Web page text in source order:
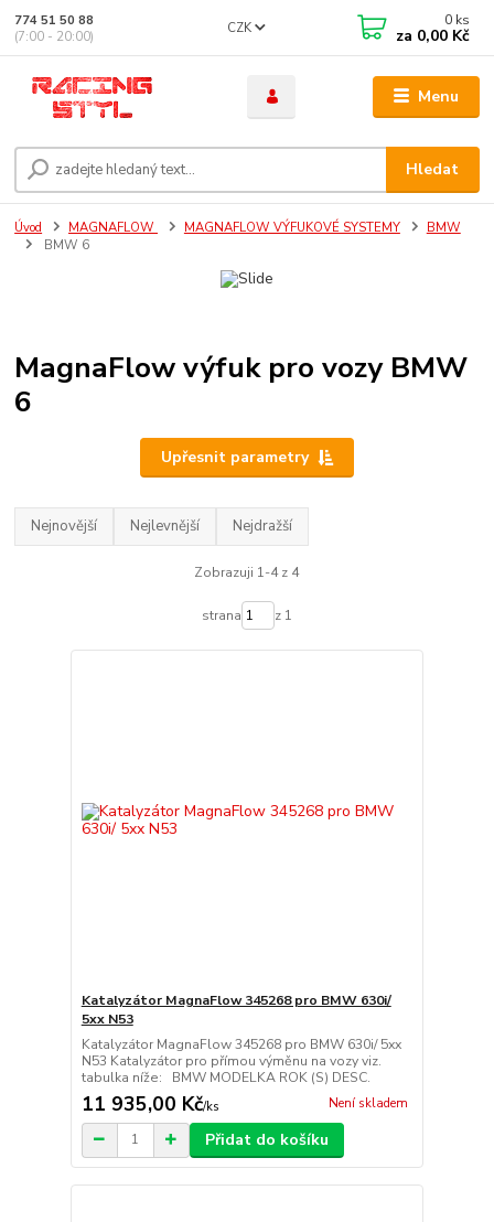
Menu
CZK
Hledat
774 51 50 88
(7:00 - 20:00)
0 ks
za 0,00 Kč
Úvod MAGNAFLOW MAGNAFLOW VÝFUKOVÉ SYSTEMY
BMW
BMW 6
MagnaFlow výfuk pro vozy BMW
6
Upřesnit parametry
Nejnovější Nejlevnější Nejdražší
Zobrazuji 1-4 z 4
strana z 1
Katalyzátor MagnaFlow 345268 pro BMW 630i/
5xx N53
Katalyzátor MagnaFlow 345268 pro BMW 630i/ 5xx
N53 Katalyzátor pro přímou výměnu na vozy viz.
tabulka níže: BMW MODELKA ROK (S) DESC.
11 935,00 Kč/ks Není skladem
Přidat do košíku